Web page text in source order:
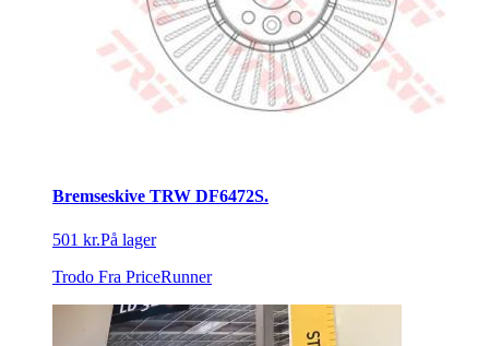
Bremseskive TRW DF6472S.
501 kr.På lager
Trodo Fra PriceRunner